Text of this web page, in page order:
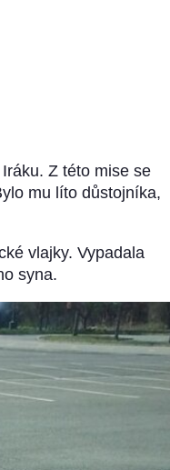
Z této mise se
mu líto důstojníka,
vlajky. Vypadala
syna.